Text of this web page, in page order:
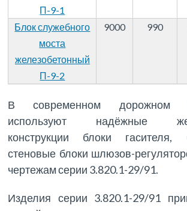
П-9-1
Блок служебного
моста
железобетонный
П-9-2
9000 990
В современном дорожном
используют надёжные
конструкции блоки гасителя,
стеновые блоки шлюзов-
чертежам серии 3.820.1-29/91.
Изделия серии 3.820.1-29/91